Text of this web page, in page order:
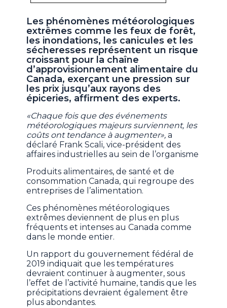
Les phénomènes météorologiques
extrêmes comme les feux de forêt,
les inondations, les canicules et les
sécheresses représentent un risque
croissant pour la chaîne
d’approvisionnement alimentaire du
Canada, exerçant une pression sur
les prix jusqu’aux rayons des
épiceries, affirment des experts.
«Chaque fois que des événements
météorologiques majeurs surviennent, les
coûts ont tendance à augmenter», a
déclaré Frank Scali, vice-président des
affaires industrielles au sein de l’organisme
Produits alimentaires, de santé et de
consommation Canada, qui regroupe des
entreprises de l’alimentation.
Ces phénomènes météorologiques
extrêmes deviennent de plus en plus
fréquents et intenses au Canada comme
dans le monde entier.
Un rapport du gouvernement fédéral de
2019 indiquait que les températures
devraient continuer à augmenter, sous
l’effet de l’activité humaine, tandis que les
précipitations devraient également être
plus abondantes.